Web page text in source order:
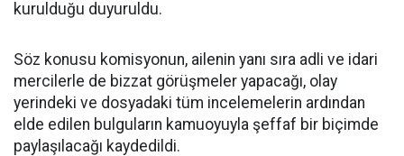
kurulduğu duyuruldu.
Söz konusu komisyonun, ailenin yanı sıra adli ve idari
mercilerle de bizzat görüşmeler yapacağı, olay
yerindeki ve dosyadaki tüm incelemelerin ardından
elde edilen bulguların kamuoyuyla şeffaf bir biçimde
paylaşılacağı kaydedildi.